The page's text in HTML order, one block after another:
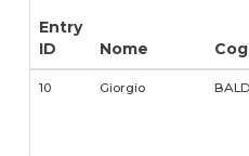
Entry
ID
Nome
10 Giorgio